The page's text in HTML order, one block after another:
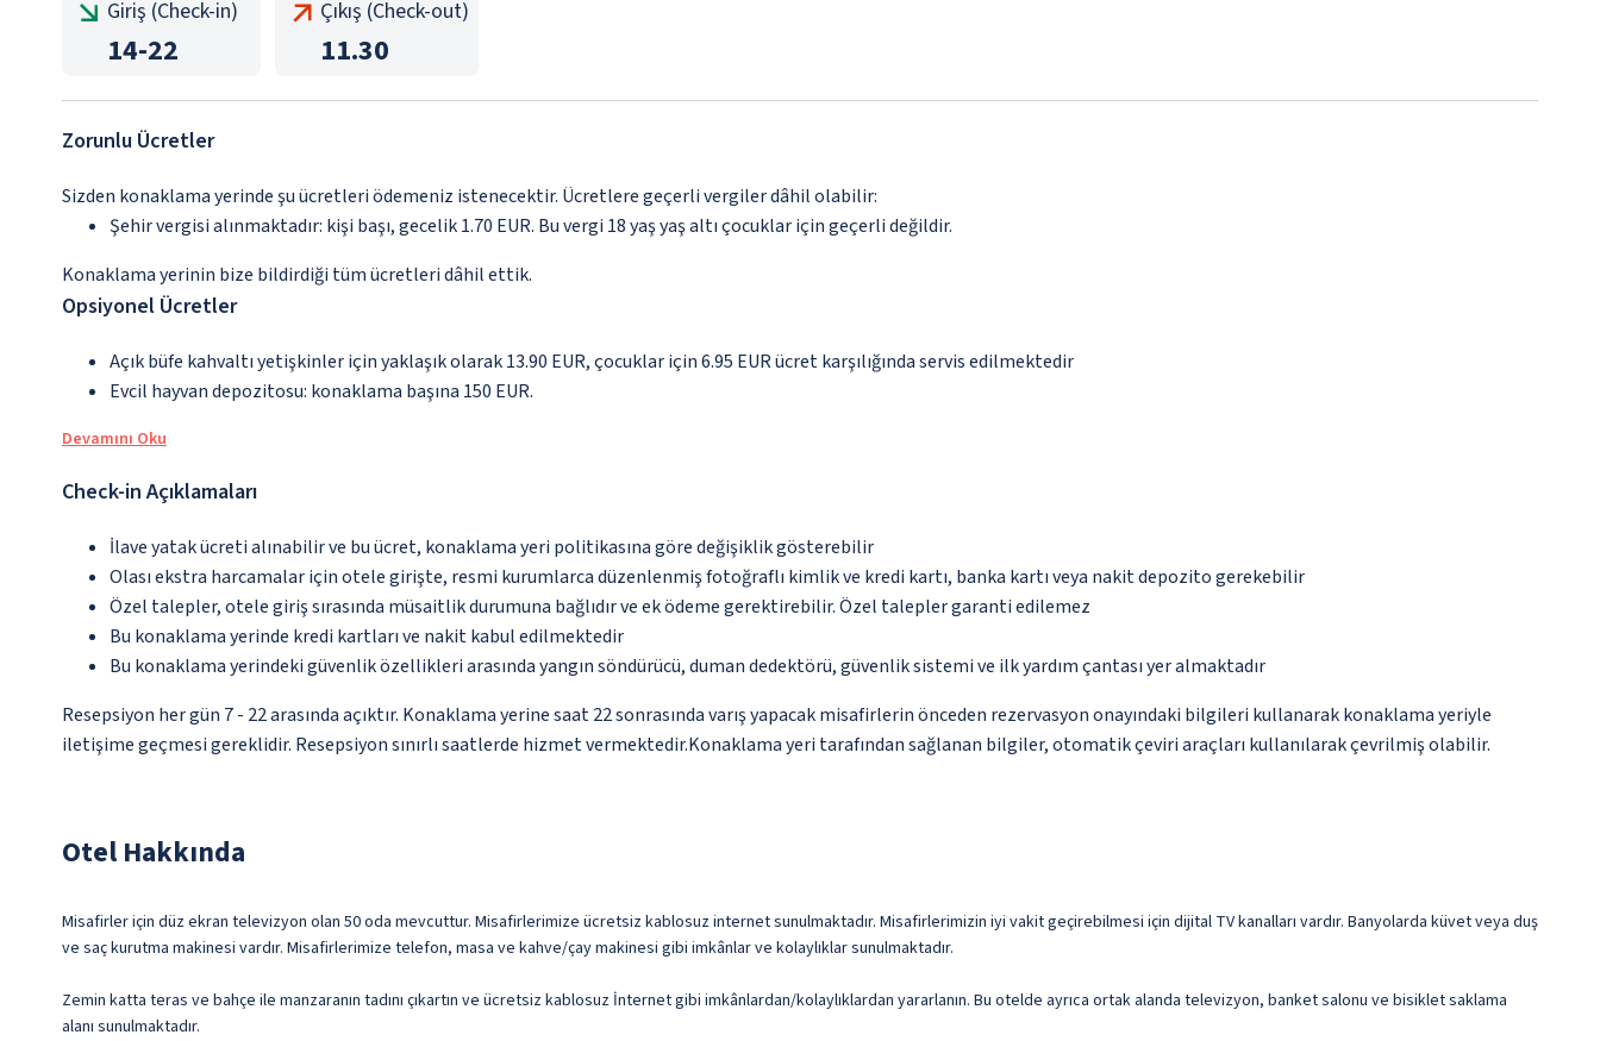
Giriş (Check-in)
14-22
Çıkış (Check-out)
11.30
Zorunlu Ücretler
Sizden konaklama yerinde şu ücretleri ödemeniz istenecektir. Ücretlere geçerli vergiler dâhil olabilir:
Şehir vergisi alınmaktadır: kişi başı, gecelik 1.70 EUR. Bu vergi 18 yaş yaş altı çocuklar için geçerli değildir.
Konaklama yerinin bize bildirdiği tüm ücretleri dâhil ettik.
Opsiyonel Ücretler
Açık büfe kahvaltı yetişkinler için yaklaşık olarak 13.90 EUR, çocuklar için 6.95 EUR ücret karşılığında servis edilmektedir
Evcil hayvan depozitosu: konaklama başına 150 EUR.
Devamını Oku
Check-in Açıklamaları
İlave yatak ücreti alınabilir ve bu ücret, konaklama yeri politikasına göre değişiklik gösterebilir
Olası ekstra harcamalar için otele girişte, resmi kurumlarca düzenlenmiş fotoğraflı kimlik ve kredi kartı, banka kartı veya nakit depozito gerekebilir
Özel talepler, otele giriş sırasında müsaitlik durumuna bağlıdır ve ek ödeme gerektirebilir. Özel talepler garanti edilemez
Bu konaklama yerinde kredi kartları ve nakit kabul edilmektedir
Bu konaklama yerindeki güvenlik özellikleri arasında yangın söndürücü, duman dedektörü, güvenlik sistemi ve ilk yardım çantası yer almaktadır
Resepsiyon her gün 7 - 22 arasında açıktır. Konaklama yerine saat 22 sonrasında varış yapacak misafirlerin önceden rezervasyon onayındaki bilgileri kullanarak konaklama yeriyle
iletişime geçmesi gereklidir. Resepsiyon sınırlı saatlerde hizmet vermektedir.Konaklama yeri tarafından sağlanan bilgiler, otomatik çeviri araçları kullanılarak çevrilmiş olabilir.
Otel Hakkında
Misafirler için düz ekran televizyon olan 50 oda mevcuttur. Misafirlerimize ücretsiz kablosuz internet sunulmaktadır. Misafirlerimizin iyi vakit geçirebilmesi için dijital TV kanalları vardır. Banyolarda küvet veya duş
ve saç kurutma makinesi vardır. Misafirlerimize telefon, masa ve kahve/çay makinesi gibi imkânlar ve kolaylıklar sunulmaktadır.
Zemin katta teras ve bahçe ile manzaranın tadını çıkartın ve ücretsiz kablosuz İnternet gibi imkânlardan/kolaylıklardan yararlanın. Bu otelde ayrıca ortak alanda televizyon, banket salonu ve bisiklet saklama
alanı sunulmaktadır.